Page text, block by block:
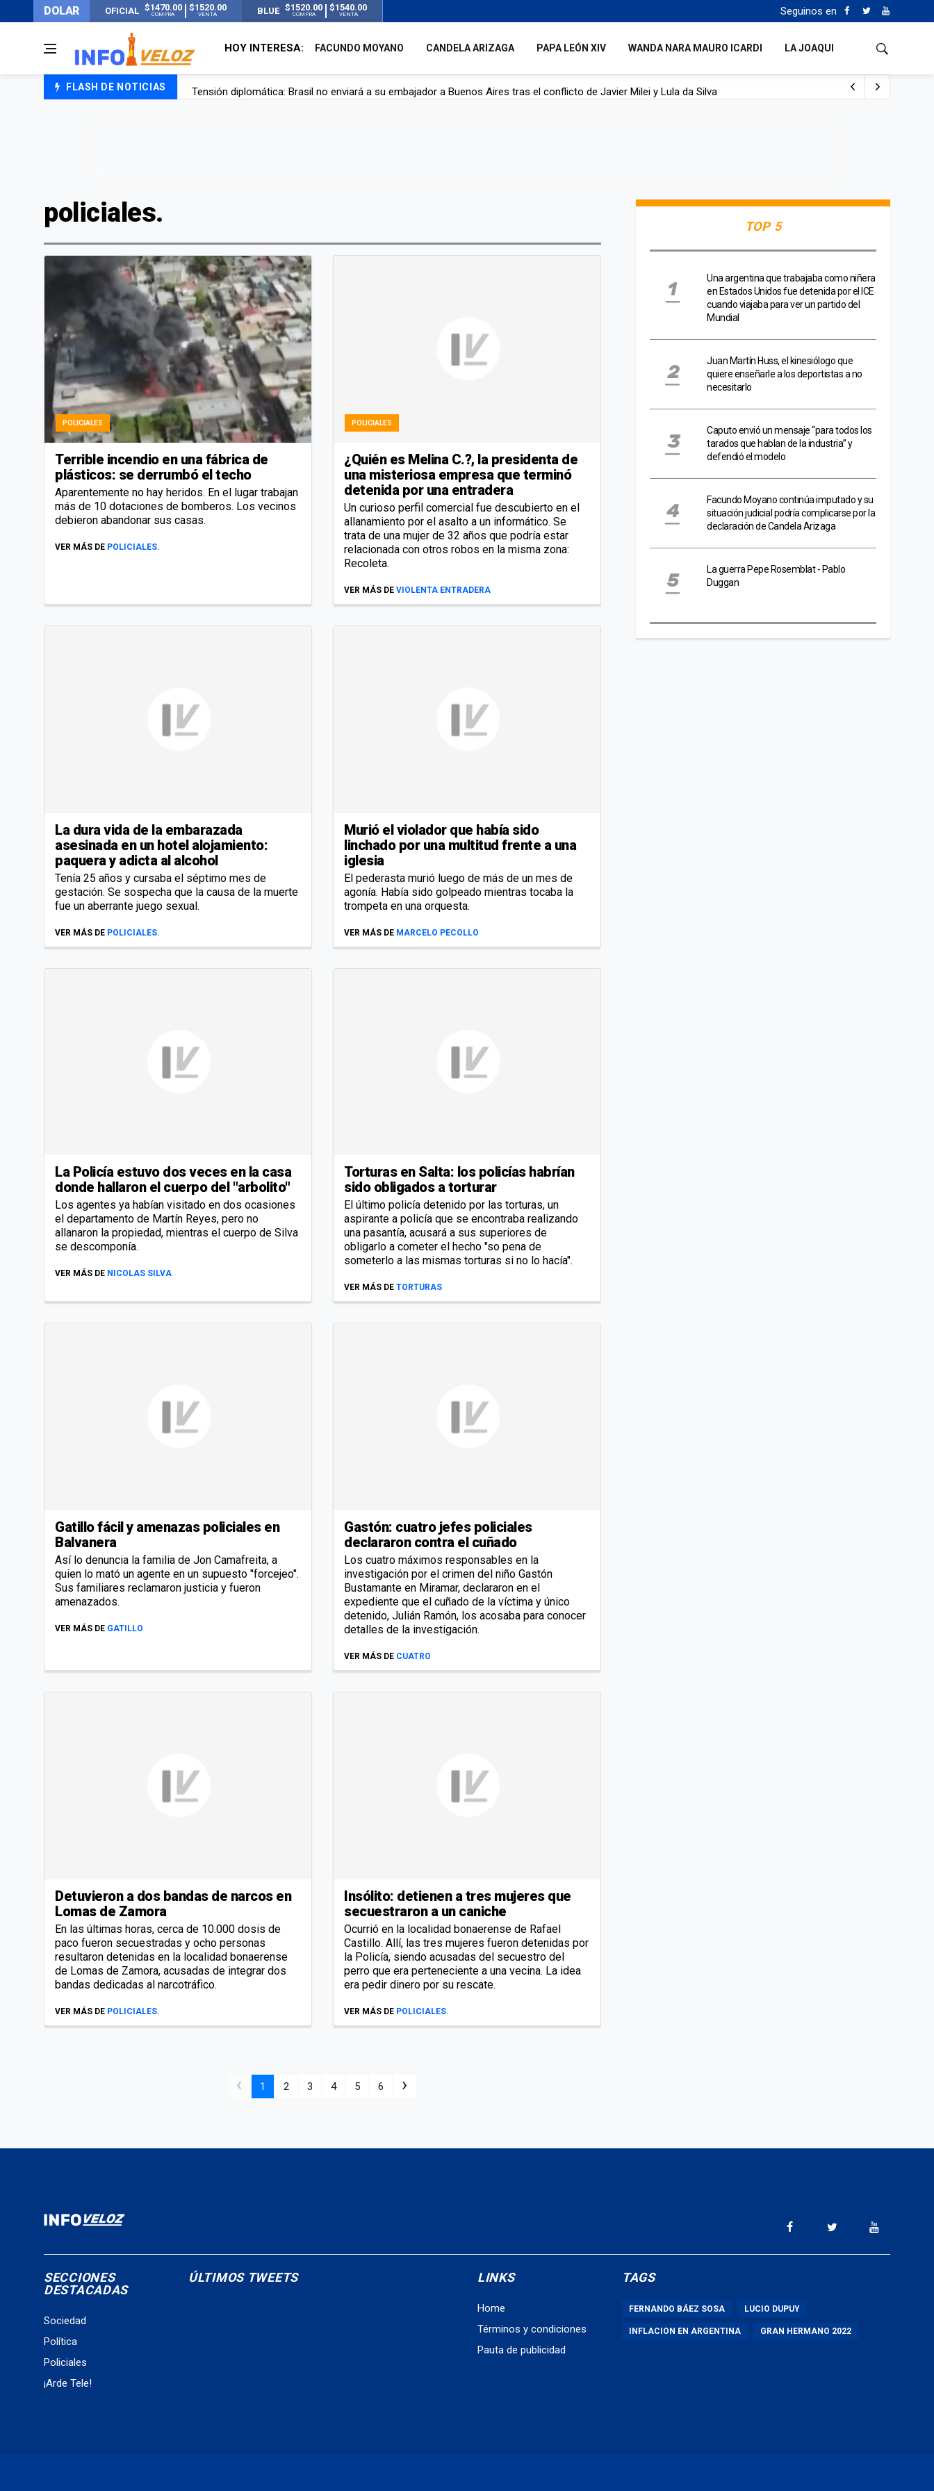
DOLAR OFICIAL $1470.00
COMPRA
$1520.00
VENTA BLUE $1520.00
COMPRA
$1540.00
VENTA Seguinos en
HOY INTERESA: FACUNDO MOYANO CANDELA ARIZAGA PAPA LEÓN XIV WANDA NARA MAURO ICARDI LA JOAQUI
FLASH DE NOTICIAS
Tensión diplomática: Brasil no enviará a su embajador a Buenos Aires tras el conflicto de Javier Milei y Lula da Silva
policiales.
POLICIALES
Terrible incendio en una fábrica de
plásticos: se derrumbó el techo
Aparentemente no hay heridos. En el lugar trabajan
más de 10 dotaciones de bomberos. Los vecinos
debieron abandonar sus casas.
VER MÁS DE POLICIALES.
POLICIALES
¿Quién es Melina C.?, la presidenta de
una misteriosa empresa que terminó
detenida por una entradera
Un curioso perfil comercial fue descubierto en el
allanamiento por el asalto a un informático. Se
trata de una mujer de 32 años que podría estar
relacionada con otros robos en la misma zona:
Recoleta.
VER MÁS DE VIOLENTA ENTRADERA
La dura vida de la embarazada
asesinada en un hotel alojamiento:
paquera y adicta al alcohol
Tenía 25 años y cursaba el séptimo mes de
gestación. Se sospecha que la causa de la muerte
fue un aberrante juego sexual.
VER MÁS DE POLICIALES.
Murió el violador que había sido
linchado por una multitud frente a una
iglesia
El pederasta murió luego de más de un mes de
agonía. Había sido golpeado mientras tocaba la
trompeta en una orquesta.
VER MÁS DE MARCELO PECOLLO
La Policía estuvo dos veces en la casa
donde hallaron el cuerpo del "arbolito"
Los agentes ya habían visitado en dos ocasiones
el departamento de Martín Reyes, pero no
allanaron la propiedad, mientras el cuerpo de Silva
se descomponía.
VER MÁS DE NICOLAS SILVA
Torturas en Salta: los policías habrían
sido obligados a torturar
El último policía detenido por las torturas, un
aspirante a policía que se encontraba realizando
una pasantía, acusará a sus superiores de
obligarlo a cometer el hecho "so pena de
someterlo a las mismas torturas si no lo hacía".
VER MÁS DE TORTURAS
Gatillo fácil y amenazas policiales en
Balvanera
Así lo denuncia la familia de Jon Camafreita, a
quien lo mató un agente en un supuesto "forcejeo".
Sus familiares reclamaron justicia y fueron
amenazados.
VER MÁS DE GATILLO
Gastón: cuatro jefes policiales
declararon contra el cuñado
Los cuatro máximos responsables en la
investigación por el crimen del niño Gastón
Bustamante en Miramar, declararon en el
expediente que el cuñado de la víctima y único
detenido, Julián Ramón, los acosaba para conocer
detalles de la investigación.
VER MÁS DE CUATRO
Detuvieron a dos bandas de narcos en
Lomas de Zamora
En las últimas horas, cerca de 10.000 dosis de
paco fueron secuestradas y ocho personas
resultaron detenidas en la localidad bonaerense
de Lomas de Zamora, acusadas de integrar dos
bandas dedicadas al narcotráfico.
VER MÁS DE POLICIALES.
Insólito: detienen a tres mujeres que
secuestraron a un caniche
Ocurrió en la localidad bonaerense de Rafael
Castillo. Allí, las tres mujeres fueron detenidas por
la Policía, siendo acusadas del secuestro del
perro que era perteneciente a una vecina. La idea
era pedir dinero por su rescate.
VER MÁS DE POLICIALES.
‹ 1 2 3 4 5 6 ›
TOP 5
Una argentina que trabajaba como niñera
en Estados Unidos fue detenida por el ICE
cuando viajaba para ver un partido del
Mundial
Juan Martín Huss, el kinesiólogo que
quiere enseñarle a los deportistas a no
necesitarlo
Caputo envió un mensaje “para todos los
tarados que hablan de la industria” y
defendió el modelo
Facundo Moyano continúa imputado y su
situación judicial podría complicarse por la
declaración de Candela Arizaga
La guerra Pepe Rosemblat - Pablo
Duggan
SECCIONES
DESTACADAS
Sociedad
Política
Policiales
¡Arde Tele!
ÚLTIMOS TWEETS LINKS
Home
Términos y condiciones
Pauta de publicidad
TAGS
FERNANDO BÁEZ SOSA LUCIO DUPUY
INFLACION EN ARGENTINA GRAN HERMANO 2022